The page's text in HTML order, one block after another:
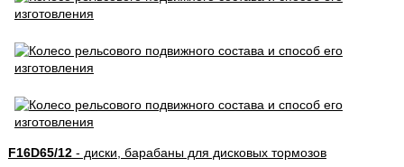
F16D65/12- диски, барабаны для дисковых тормозов